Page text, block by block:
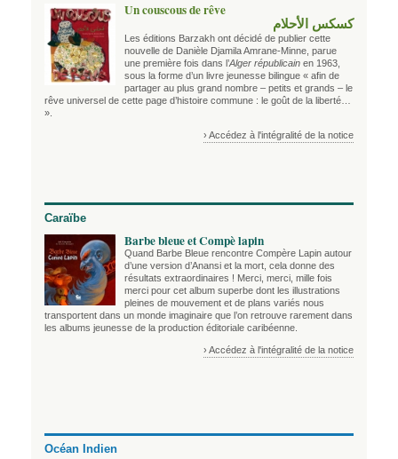
Un couscous de rêve
كسكس الأحلام
Les éditions Barzakh ont décidé de publier cette
nouvelle de Danièle Djamila Amrane-Minne, parue
une première fois dans l’Alger républicain en 1963,
sous la forme d’un livre jeunesse bilingue « afin de
partager au plus grand nombre – petits et grands – le
rêve universel de cette page d’histoire commune : le goût de la liberté…
».
› Accédez à l'intégralité de la notice
Caraïbe
Barbe bleue et Compè lapin
Quand Barbe Bleue rencontre Compère Lapin autour
d’une version d’Anansi et la mort, cela donne des
résultats extraordinaires ! Merci, merci, mille fois
merci pour cet album superbe dont les illustrations
pleines de mouvement et de plans variés nous
transportent dans un monde imaginaire que l’on retrouve rarement dans
les albums jeunesse de la production éditoriale caribéenne.
› Accédez à l'intégralité de la notice
Océan Indien